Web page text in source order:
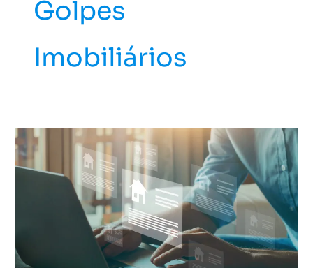
Golpes
Imobiliários
Golpes
imobiliários:
veja
ser